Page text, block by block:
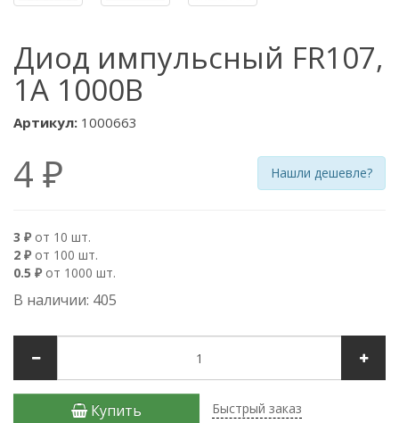
Диод импульсный FR107,
1А 1000В
Артикул: 1000663
4 ₽ Нашли дешевле?
3 ₽ от 10 шт.
2 ₽ от 100 шт.
0.5 ₽ от 1000 шт.
В наличии: 405
Купить Быстрый заказ